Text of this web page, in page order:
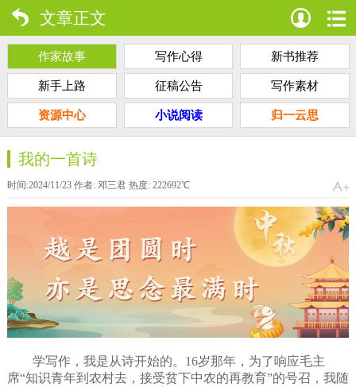
文章正文
作家故事 写作心得 新书推荐
新手上路 征稿公告 写作素材
资源中心 小说阅读 归一云思
我的一首诗
时间:2024/11/23 作者: 邓三君热度: 222692℃
学写作，我是从诗开始的。16岁那年，为了响应毛主
席“知识青年到农村去，接受贫下中农的再教育”的号召，我随